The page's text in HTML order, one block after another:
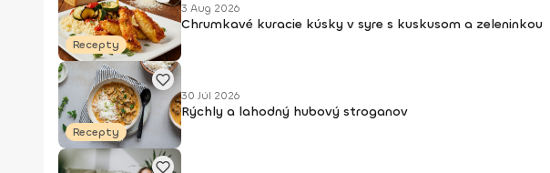
Recepty
3 Aug 2026
Chrumkavé kuracie kúsky v syre s kuskusom a zeleninkou
Recepty
30 Júl 2026
Rýchly a lahodný hubový stroganov